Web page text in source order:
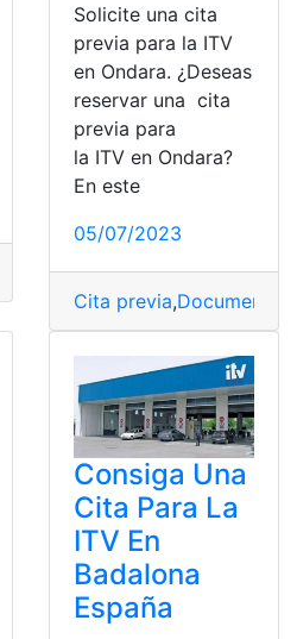
Llíria,solicitar
Solicite una cita
previa para la ITV
en Ondara. ¿Deseas
reservar una cita
previa para
la ITV en Ondara?
En este
05/07/2023
Cita previa,Documentos
Consiga Una
Cita Para La
ITV En
Badalona
España